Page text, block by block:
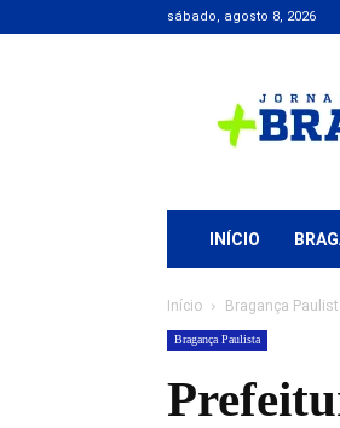
sábado, agosto 8, 2026
+
Bragança
INÍCIO
Início Bragança
Bragança Paulista